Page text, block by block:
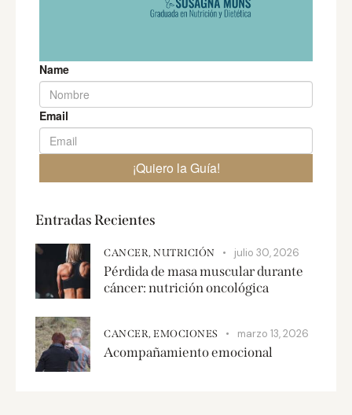
Entradas Recientes
CANCER, NUTRICIÓN julio 30, 2026
Pérdida de masa muscular durante
cáncer: nutrición oncológica
CANCER, EMOCIONES marzo 13, 2026
Acompañamiento emocional